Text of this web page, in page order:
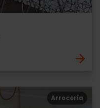
Arrocería